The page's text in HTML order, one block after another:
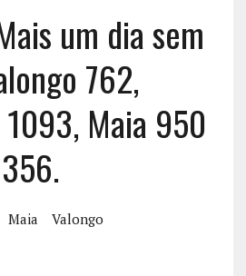
um dia sem
762,
Maia 950
Maia Valongo